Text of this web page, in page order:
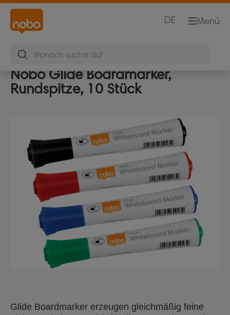
Menü
DE
Nobo Glide Boardmarker,
Rundspitze, 10 Stück
Glide Boardmarker erzeugen gleichmäßig feine